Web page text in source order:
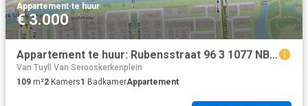
Appartement·te huur
€ 3.000
Appartement te huur: Rubensstraat 96 3 1077 NB Amsterdam
Van Tuyll Van Serooskerkenplein
109 m²2 Kamers1 BadkamerAppartement